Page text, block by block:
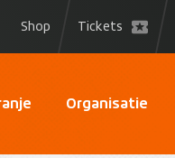
Shop Tickets
Organisatie